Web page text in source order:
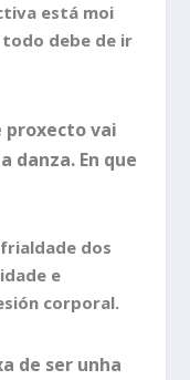
está moi
debe de ir
proxecto vai
danza. En que
dos
e
corporal.
de ser unha